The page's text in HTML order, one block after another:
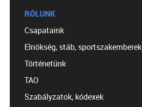
RÓLUNK
Csapataink
Elnökség, stáb, sportszakemberek
Történetünk
TAO
Szabályzatok, kódexek